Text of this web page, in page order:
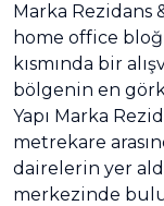
Marka Rezidans
home office
kısmında bir
bölgenin en
Yapı Marka
metrekare
dairelerin yer
merkezinde